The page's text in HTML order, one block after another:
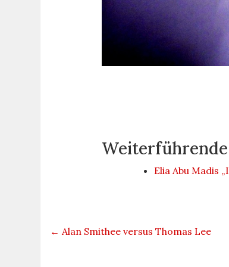
Elia Abu Madis
← Alan Smithee versus Thomas Lee